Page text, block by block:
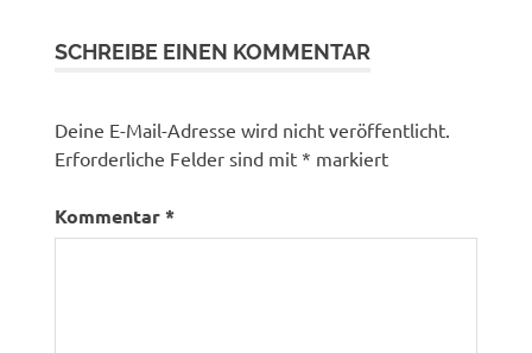
SCHREIBE EINEN KOMMENTAR
Deine E-Mail-Adresse wird nicht veröffentlicht.
Erforderliche Felder sind mit* markiert
Kommentar*